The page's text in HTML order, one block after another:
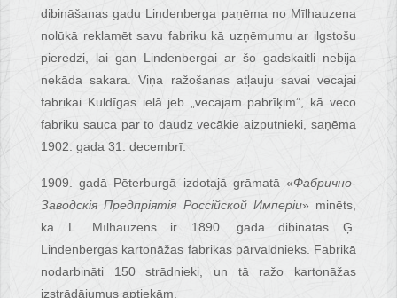
dibināšanas gadu Lindenberga paņēma no Mīlhauzena
nolūkā reklamēt savu fabriku kā uzņēmumu ar ilgstošu
pieredzi, lai gan Lindenbergai ar šo gadskaitli nebija
nekāda sakara. Viņa ražošanas atļauju savai vecajai
fabrikai Kuldīgas ielā jeb „vecajam pabrīķim”, kā veco
fabriku sauca par to daudz vecākie aizputnieki, saņēma
1902. gada 31. decembrī.
1909. gadā Pēterburgā izdotajā grāmatā «Фабрично-
Заводскiя Предпрiятiя Россiйской Имперiи» minēts,
ka L. Mīlhauzens ir 1890. gadā dibinātās Ģ.
Lindenbergas kartonāžas fabrikas pārvaldnieks. Fabrikā
nodarbināti 150 strādnieki, un tā ražo kartonāžas
izstrādājumus aptiekām.